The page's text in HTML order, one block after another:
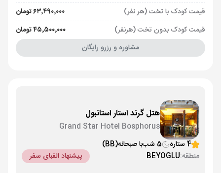
قیمت کودک با تخت (هر نفر)
۶۳٬۴۹۰٬۰۰۰ تومان
قیمت کودک بدون تخت (هرنفر)
۴۵٬۵۰۰٬۰۰۰ تومان
مشاوره و رزرو رایگان
هتل گرند استار استانبول
Grand Star Hotel Bosphorus
4 ستاره
5 شب با صبحانه(BB)
منطقه:BEYOGLU پیشنهاد الفبای سفر